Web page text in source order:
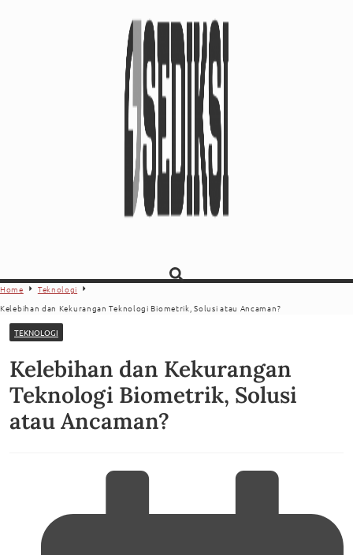
Home
Teknologi
Kelebihan dan Kekurangan Teknologi Biometrik, Solusi atau Ancaman?
TEKNOLOGI
Kelebihan dan Kekurangan
Teknologi Biometrik, Solusi
atau Ancaman?